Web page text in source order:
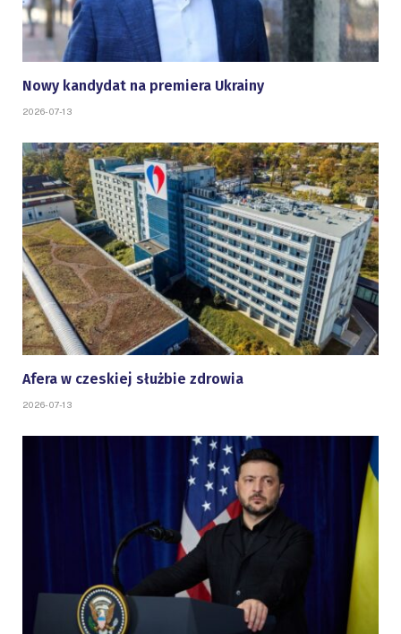
Nowy kandydat na premiera Ukrainy
2026-07-13
Afera w czeskiej służbie zdrowia
2026-07-13